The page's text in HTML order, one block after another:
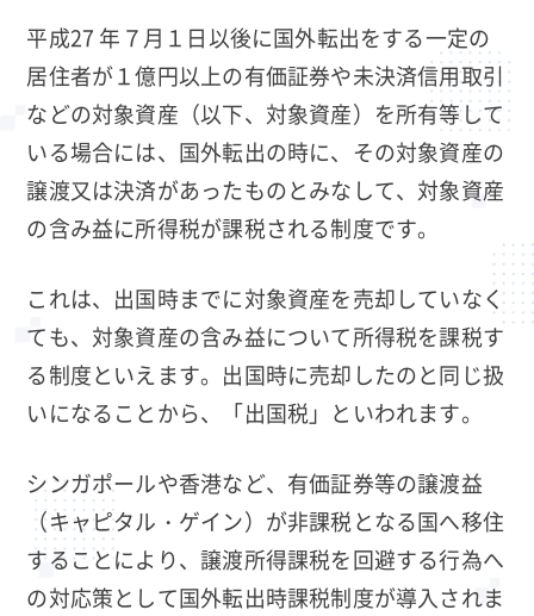
平成27 年７月１日以後に国外転出をする一定の
居住者が１億円以上の有価証券や未決済信用取引
などの対象資産（以下、対象資産）を所有等して
いる場合には、国外転出の時に、その対象資産の
譲渡又は決済があったものとみなして、対象資産
の含み益に所得税が課税される制度です。
これは、出国時までに対象資産を売却していなく
ても、対象資産の含み益について所得税を課税す
る制度といえます。出国時に売却したのと同じ扱
いになることから、「出国税」といわれます。
シンガポールや香港など、有価証券等の譲渡益
（キャピタル・ゲイン）が非課税となる国へ移住
することにより、譲渡所得課税を回避する行為へ
の対応策として国外転出時課税制度が導入されま